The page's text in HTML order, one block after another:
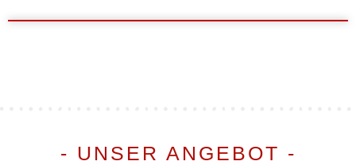
- UNSER ANGEBOT -